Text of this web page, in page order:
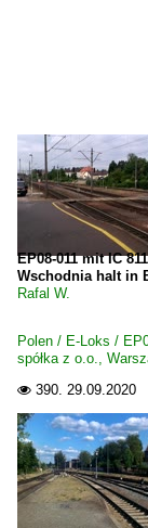
EP08-011 mit IC
Wschodnia halt in
Rafal W.
Polen / E-Loks /
spółka z o.o.,
 390. 29.09.2020